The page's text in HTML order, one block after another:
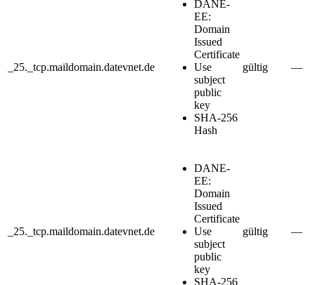
_25._tcp.maildomain.datevnet.de
DANE-
EE:
Domain
Issued
Certificate
Use
subject
public
key
SHA-256
Hash
gültig —
_25._tcp.maildomain.datevnet.de
DANE-
EE:
Domain
Issued
Certificate
Use
subject
public
key
SHA-256
gültig —